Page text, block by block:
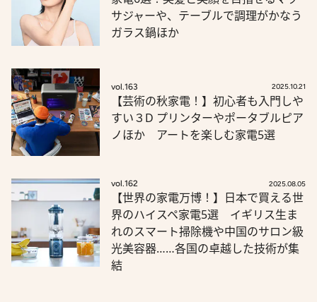
サジャーや、テーブルで調理がかなう
ガラス鍋ほか
vol.163 2025.10.21
【芸術の秋家電！】初心者も入門しや
すい３D プリンターやポータブルピア
ノほか アートを楽しむ家電5選
vol.162 2025.08.05
【世界の家電万博！】日本で買える世
界のハイスペ家電5選 イギリス生ま
れのスマート掃除機や中国のサロン級
光美容器……各国の卓越した技術が集
結